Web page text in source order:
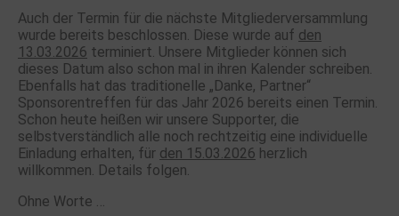
Auch der Termin für die nächste Mitgliederversammlung
wurde bereits beschlossen. Diese wurde auf den
13.03.2026 terminiert. Unsere Mitglieder können sich
dieses Datum also schon mal in ihren Kalender schreiben.
Ebenfalls hat das traditionelle „Danke, Partner“
Sponsorentreffen für das Jahr 2026 bereits einen Termin.
Schon heute heißen wir unsere Supporter, die
selbstverständlich alle noch rechtzeitig eine individuelle
Einladung erhalten, für den 15.03.2026 herzlich
willkommen. Details folgen.
Ohne Worte …